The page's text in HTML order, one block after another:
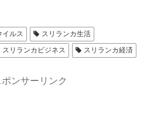
イルス
スリランカ生活
スリランカビジネス スリランカ経済
ポンサーリンク